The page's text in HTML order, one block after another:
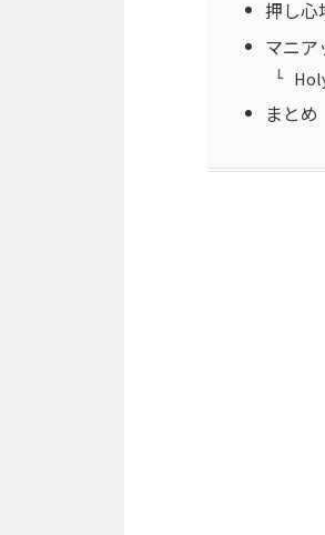
押し心
マニア
まとめ